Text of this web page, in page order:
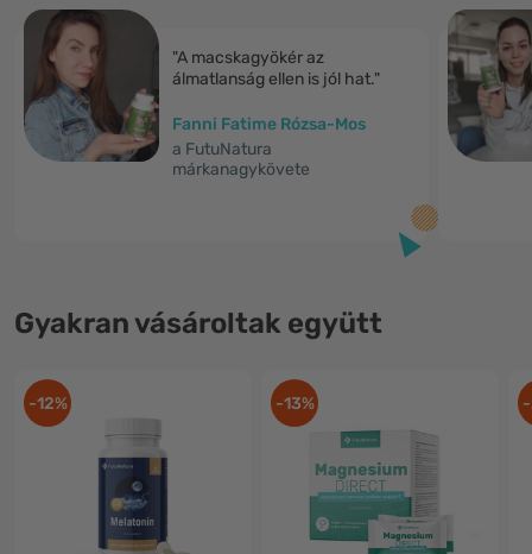
"A macskagyökér az
álmatlanság ellen is jól hat."
Fanni Fatime Rózsa-Mos
a FutuNatura
márkanagykövete
Gyakran vásároltak együtt
-12% -13%